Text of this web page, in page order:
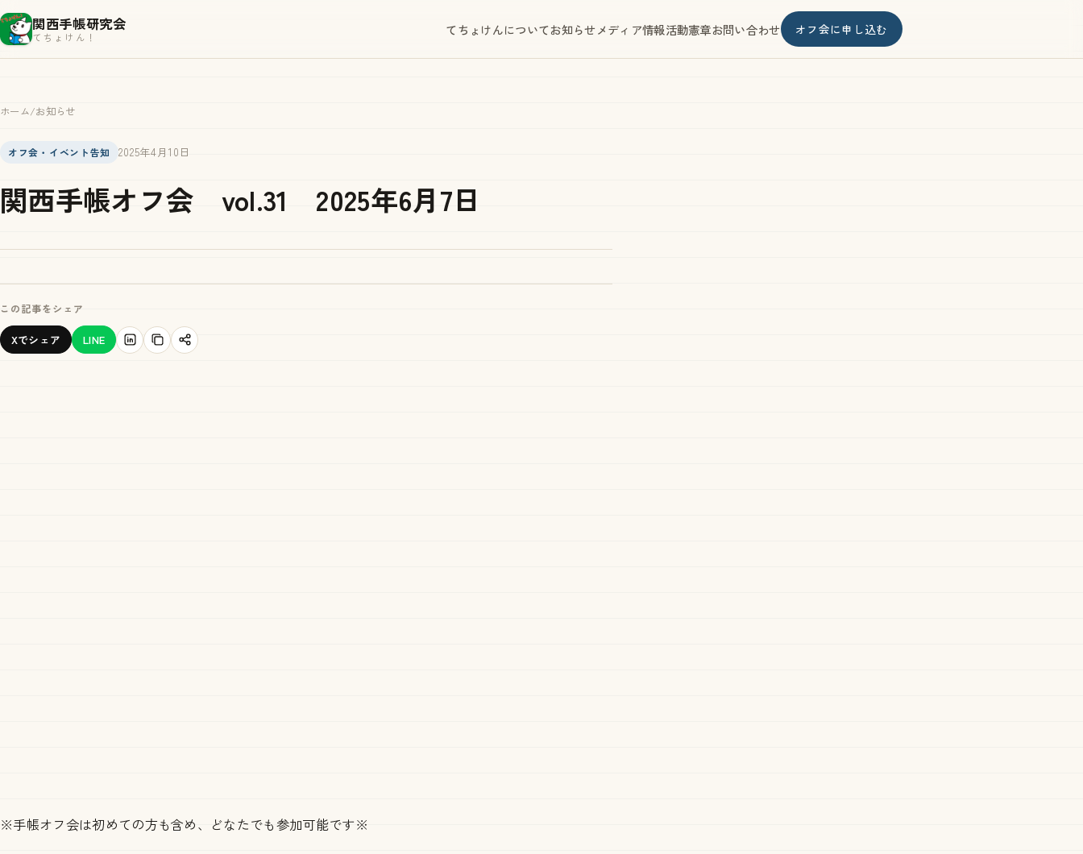
関西手帳研究会
てちょけん！ てちょけんについてお知らせメディア情報活動憲章お問い合わせ オフ会に申し込む
ホーム/お知らせ
オフ会・イベント告知 2025年4月10日
関西手帳オフ会 vol.31 2025年6月7日
この記事をシェア
Xでシェア LINE
※手帳オフ会は初めての方も含め、どなたでも参加可能です※